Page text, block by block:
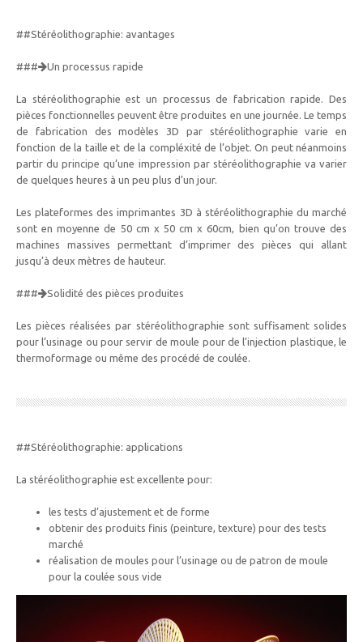
##Stéréolithographie: avantages
### Un processus rapide
La stéréolithographie est un processus de fabrication rapide. Des
pièces fonctionnelles peuvent être produites en une journée. Le temps
de fabrication des modèles 3D par stéréolithographie varie en
fonction de la taille et de la compléxité de l’objet. On peut néanmoins
partir du principe qu’une impression par stéréolithographie va varier
de quelques heures à un peu plus d’un jour.
Les plateformes des imprimantes 3D à stéréolithographie du marché
sont en moyenne de 50 cm x 50 cm x 60cm, bien qu’on trouve des
machines massives permettant d’imprimer des pièces qui allant
jusqu’à deux mètres de hauteur.
### Solidité des pièces produites
Les pièces réalisées par stéréolithographie sont suffisament solides
pour l’usinage ou pour servir de moule pour de l’injection plastique, le
thermoformage ou même des procédé de coulée.
##Stéréolithographie: applications
La stéréolithographie est excellente pour:
les tests d’ajustement et de forme
obtenir des produits finis (peinture, texture) pour des tests
marché
réalisation de moules pour l’usinage ou de patron de moule
pour la coulée sous vide